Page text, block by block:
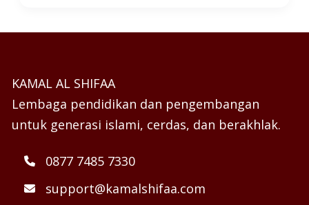
KAMAL AL SHIFAA
Lembaga pendidikan dan pengembangan
untuk generasi islami, cerdas, dan berakhlak.
0877 7485 7330
support@kamalshifaa.com